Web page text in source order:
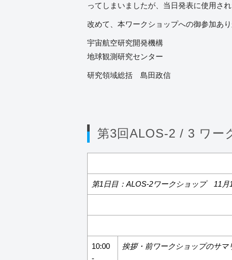
ってしまいましたが、当日発表に使用さ
改めて、本ワークショップへの御参加あり
宇宙航空研究開発機構
地球観測研究センター
研究領域総括 島田政信
第3回ALOS-2 / 3 ワー
第1日目：ALOS-2ワークショップ 11月
10:00
-
挨拶・前ワークショップのサマ